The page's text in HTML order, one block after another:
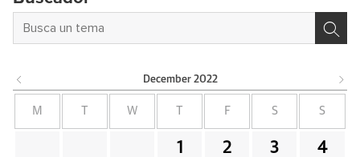
December 2022
M W F S S
1 2 3 4